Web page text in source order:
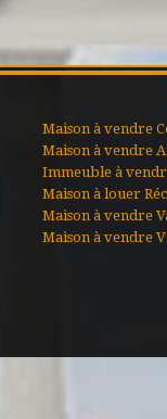
Maison à vendre
Maison à vendre
Immeuble à
Maison à louer
Maison à vendre
Maison à vendre